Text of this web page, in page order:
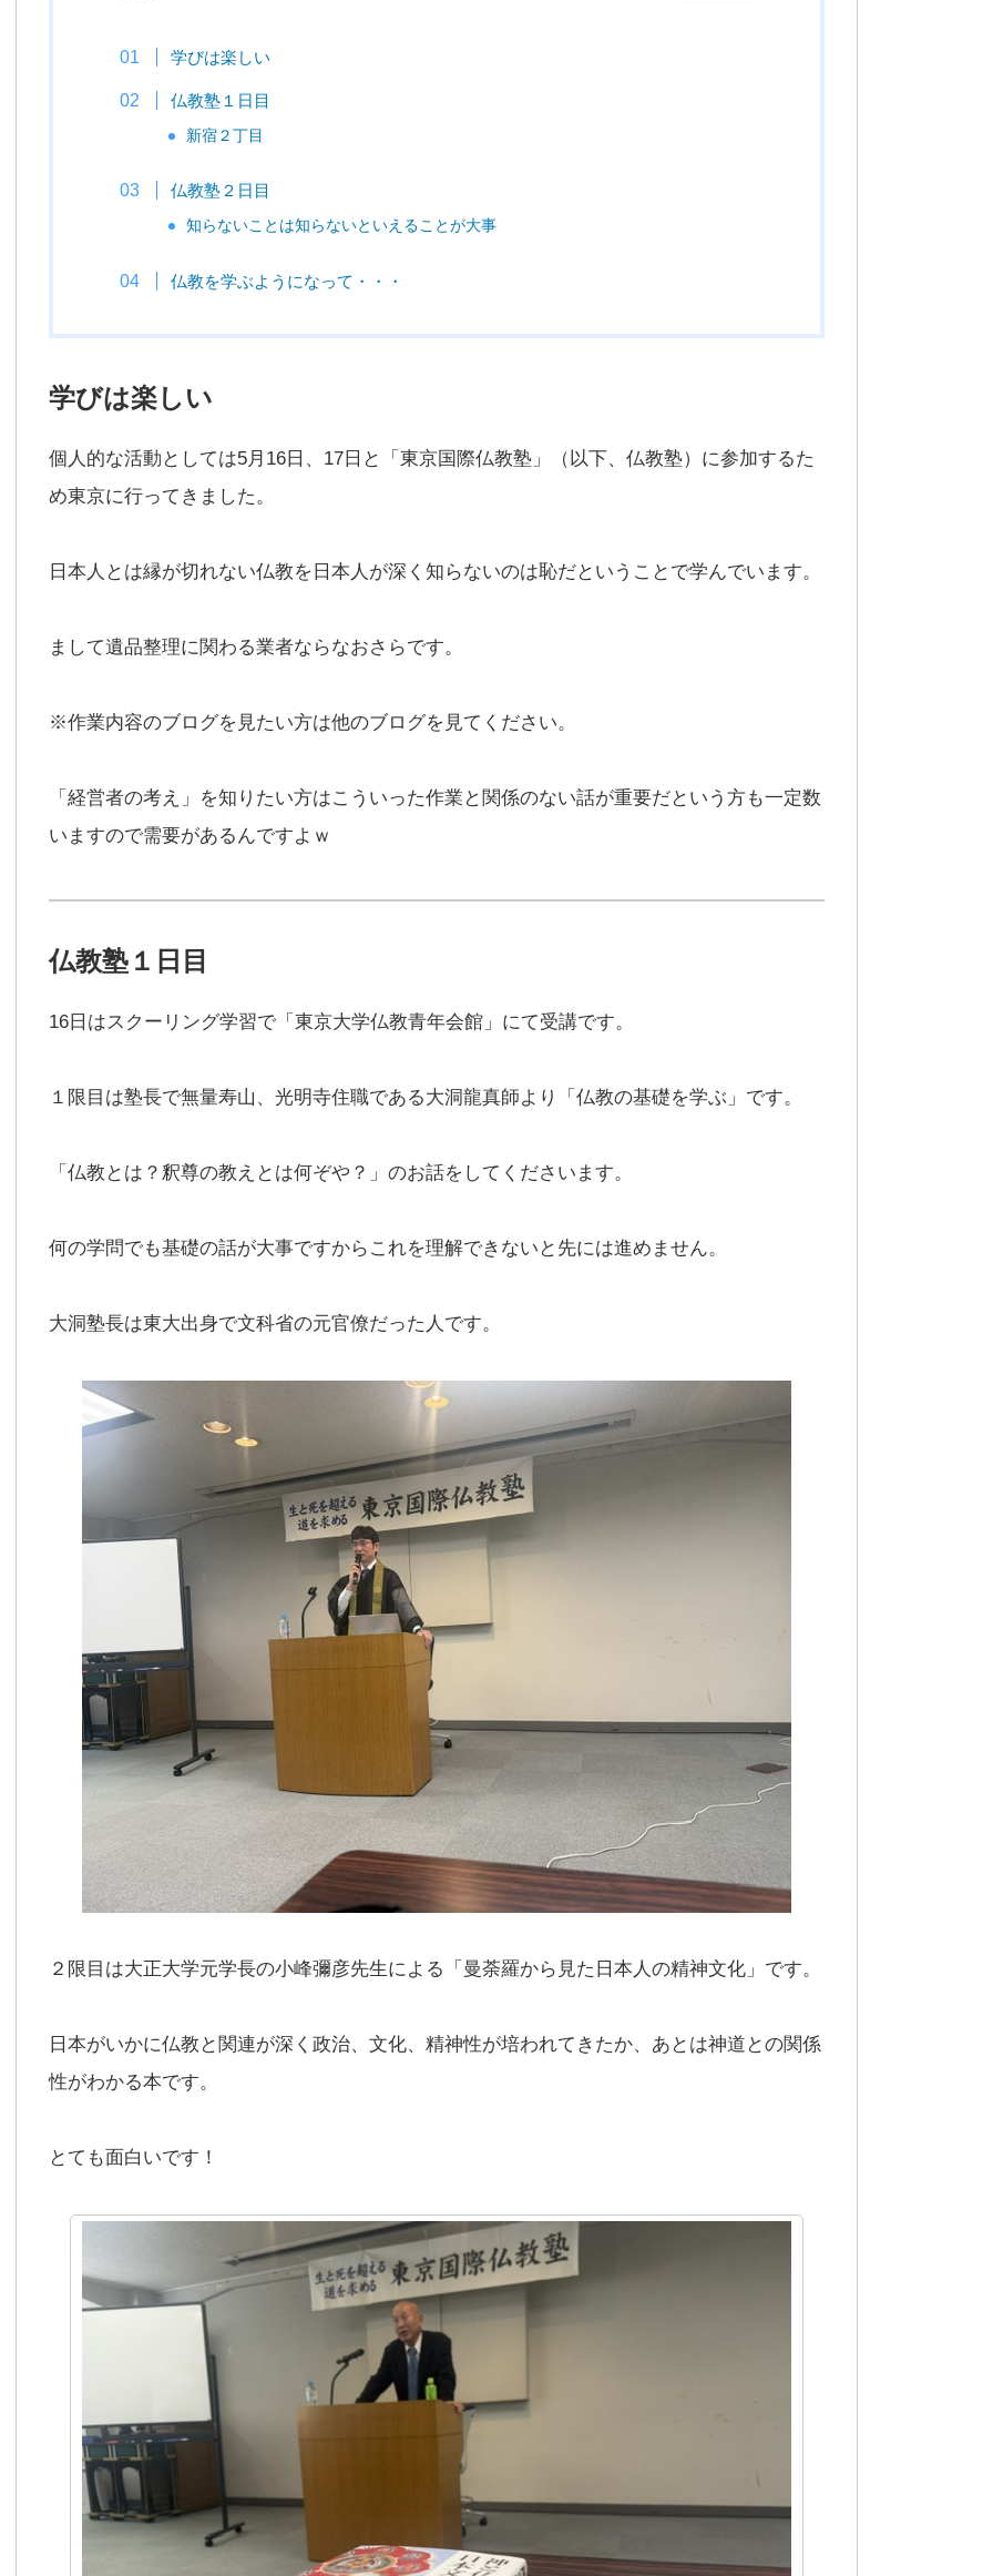
学びは楽しい
仏教塾１日目
新宿２丁目
仏教塾２日目
知らないことは知らないといえることが大事
仏教を学ぶようになって・・・
学びは楽しい
個人的な活動としては5月16日、17日と「東京国際仏教塾」（以下、仏教塾）に参加するた
め東京に行ってきました。
日本人とは縁が切れない仏教を日本人が深く知らないのは恥だということで学んでいます。
まして遺品整理に関わる業者ならなおさらです。
※作業内容のブログを見たい方は他のブログを見てください。
「経営者の考え」を知りたい方はこういった作業と関係のない話が重要だという方も一定数
いますので需要があるんですよｗ
仏教塾１日目
16日はスクーリング学習で「東京大学仏教青年会館」にて受講です。
１限目は塾長で無量寿山、光明寺住職である大洞龍真師より「仏教の基礎を学ぶ」です。
「仏教とは？釈尊の教えとは何ぞや？」のお話をしてくださいます。
何の学問でも基礎の話が大事ですからこれを理解できないと先には進めません。
大洞塾長は東大出身で文科省の元官僚だった人です。
２限目は大正大学元学長の小峰彌彦先生による「曼荼羅から見た日本人の精神文化」です。
日本がいかに仏教と関連が深く政治、文化、精神性が培われてきたか、あとは神道との関係
性がわかる本です。
とても面白いです！